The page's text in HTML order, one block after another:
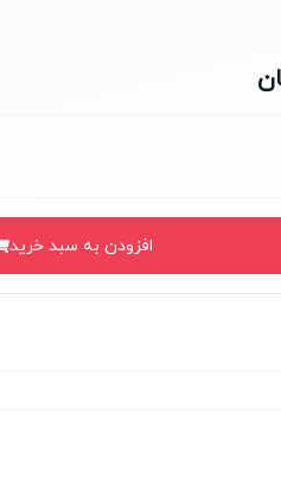
افزودن به سبد خرید